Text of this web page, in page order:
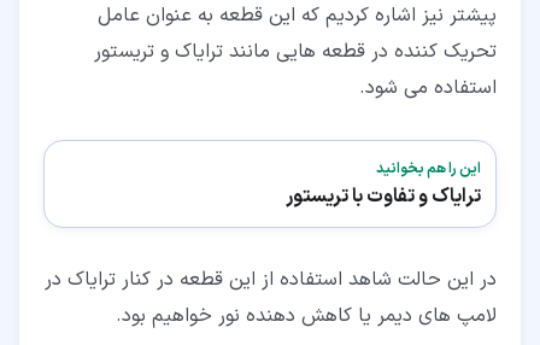
پیشتر نیز اشاره کردیم که این قطعه به عنوان عامل
تحریک کننده در قطعه هایی مانند ترایاک و تریستور
استفاده می شود.
این را هم بخوانید
ترایاک و تفاوت با تریستور
در این حالت شاهد استفاده از این قطعه در کنار ترایاک در
لامپ های دیمر یا کاهش دهنده نور خواهیم بود.